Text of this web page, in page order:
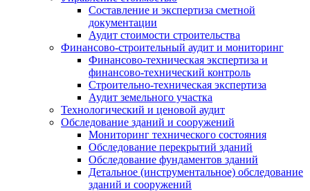
Составление и экспертиза сметной
документации
Аудит стоимости строительства
Финансово-строительный аудит и мониторинг
Финансово-техническая экспертиза и
финансово-технический контроль
Строительно-техническая экспертиза
Аудит земельного участка
Технологический и ценовой аудит
Обследование зданий и сооружений
Мониторинг технического состояния
Обследование перекрытий зданий
Обследование фундаментов зданий
Детальное (инструментальное) обследование
зданий и сооружений